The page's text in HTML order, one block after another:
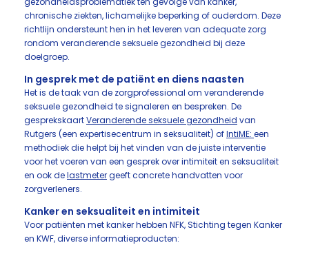
chronische ziekten, lichamelijke beperking of ouderdom. Deze
richtlijn ondersteunt hen in het leveren van adequate zorg
rondom veranderende seksuele gezondheid bij deze
doelgroep.
In gesprek met de patiënt en diens naasten
Het is de taak van de zorgprofessional om veranderende
seksuele gezondheid te signaleren en bespreken. De
gesprekskaartVeranderende seksuele gezondheid van
Rutgers (een expertisecentrum in seksualiteit) ofIntiME: een
methodiek die helpt bij het vinden van de juiste interventie
voor het voeren van een gesprek over intimiteit en seksualiteit
en ook delastmetergeeft concrete handvatten voor
zorgverleners.
Kanker en seksualiteit en intimiteit
Voor patiënten met kanker hebben NFK, Stichting tegen Kanker
en KWF, diverse informatieproducten: